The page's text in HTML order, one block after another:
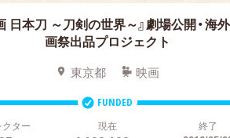
日本刀 ～刀剣の世界～』劇場公開・海
画祭出品プロジェクト
東京都 映画
FUNDED
クター
現在 終了